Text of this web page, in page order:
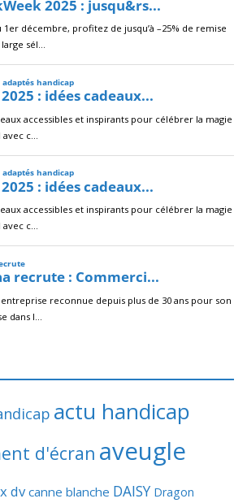
actu handicap
d'écran aveugle
dv canne blanche DAISY Dragon